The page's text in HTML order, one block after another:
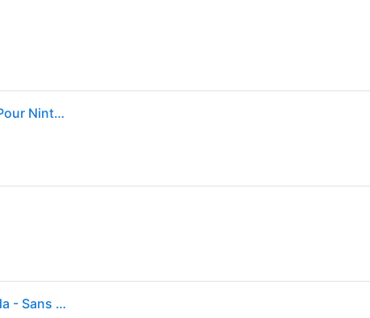
Horipad Neuf - Manette Sans Fil The Legend Of Zelda Pour Nintendo Switch
Manette de jeu - Nintendo Switch - The Legend of Zelda - Sans fil - Noir - Horipad - Autonomie 15 h - Hori